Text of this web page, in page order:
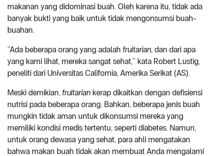
makanan yang didominasi buah. Oleh karena itu, tidak ada
banyak bukti yang baik untuk tidak mengonsumsi buah-
buahan.
“Ada beberapa orang yang adalah fruitarian, dan dari apa
yang kami lihat, mereka sangat sehat,” kata Robert Lustig,
peneliti dari Universitas California, Amerika Serikat (AS).
Meski demikian, fruitarian kerap dikaitkan dengan defisiensi
nutrisi pada beberapa orang. Bahkan, beberapa jenis buah
mungkin tidak aman untuk dikonsumsi mereka yang
memiliki kondisi medis tertentu, seperti diabetes. Namun,
untuk orang dewasa yang sehat, para ahli mengatakan
bahwa makan buah tidak akan membuat Anda mengalami